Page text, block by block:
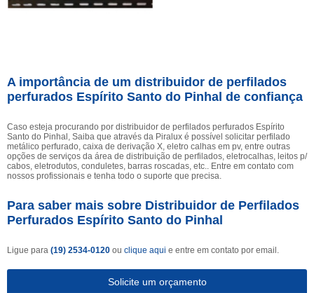
A importância de um distribuidor de perfilados
perfurados Espírito Santo do Pinhal de confiança
Caso esteja procurando por distribuidor de perfilados perfurados Espírito
Santo do Pinhal, Saiba que através da Piralux é possível solicitar perfilado
metálico perfurado, caixa de derivação X, eletro calhas em pv, entre outras
opções de serviços da área de distribuição de perfilados, eletrocalhas, leitos p/
cabos, eletrodutos, conduletes, barras roscadas, etc.. Entre em contato com
nossos profissionais e tenha todo o suporte que precisa.
Para saber mais sobre Distribuidor de Perfilados
Perfurados Espírito Santo do Pinhal
Ligue para (19) 2534-0120 ou clique aqui e entre em contato por email.
Solicite um orçamento